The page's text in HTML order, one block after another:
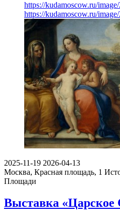
https://kudamoscow.ru/
https://kudamoscow.ru/
2025-11-19 2026-04-13
Москва, Красная площадь, 1
Площади
Выставка «Царское